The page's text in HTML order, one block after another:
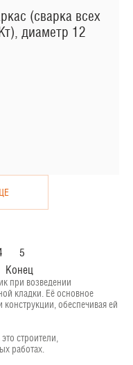
(сварка всех
диаметр 12
5
Конец
при возведении
кладки. Её основное
конструкции, обеспечивая ей
строители,
работах.